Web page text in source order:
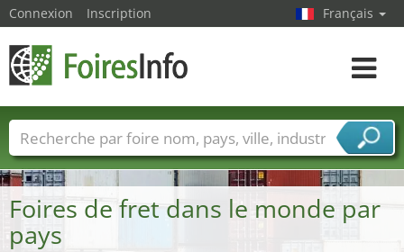
Foires de fret dans le monde par
pays
Connexion Inscription Français
Toggle
Foire noms Pays Villes
Secteurs de foire
Secteurs du fournisseur de services